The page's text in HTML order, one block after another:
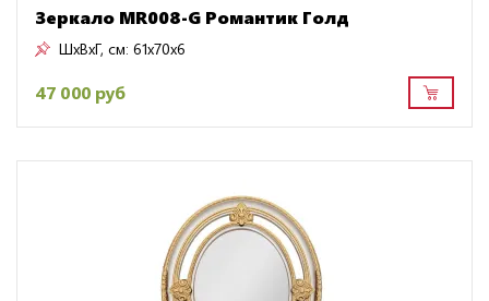
Зеркало MR008-G Романтик Голд
ШxВxГ, см: 61x70x6
47 000 руб